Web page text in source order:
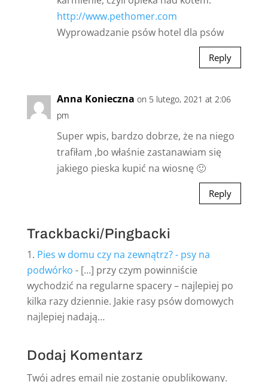
http://www.pethomer.com
Wyprowadzanie psów hotel dla psów
Reply
Anna Konieczna on 5 lutego, 2021 at 2:06
pm
Super wpis, bardzo dobrze, że na niego
trafiłam ,bo właśnie zastanawiam się
jakiego pieska kupić na wiosnę 🙂
Reply
Trackbacki/Pingbacki
Pies w domu czy na zewnątrz? - psy na
podwórko - […] przy czym powinniście
wychodzić na regularne spacery – najlepiej po
kilka razy dziennie. Jakie rasy psów domowych
najlepiej nadają…
Dodaj Komentarz
Twój adres email nie zostanie opublikowany.